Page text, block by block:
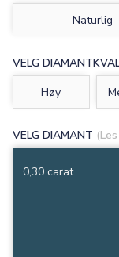
Naturlig
VELG
Høy
VELG DIAMANT
0,30 carat